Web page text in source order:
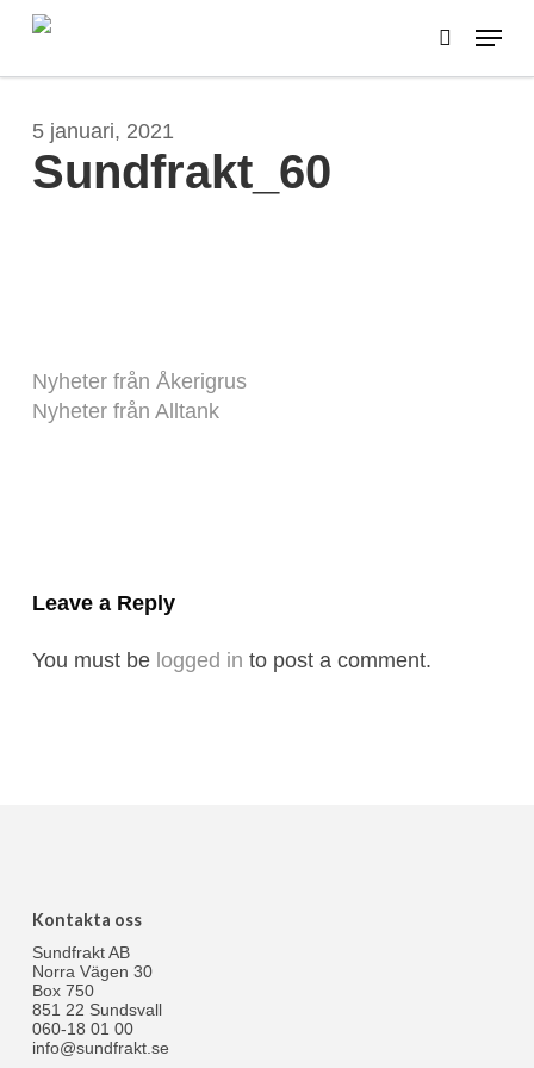
Skip
main
search
Menu
5 januari, 2021
Sundfrakt_60
Nyheter från Åkerigrus
Nyheter från Alltank
Leave a Reply
You must be logged in to post a comment.
Kontakta oss
Sundfrakt AB
Norra Vägen 30
Box 750
851 22 Sundsvall
060-18 01 00
info@sundfrakt.se